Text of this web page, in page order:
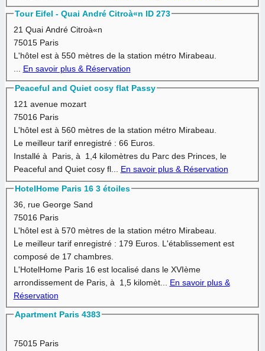
Tour Eifel - Quai André Citroà«n ID 273
21 Quai André Citroà«n
75015 Paris
L'hôtel est à 550 mètresde la station métro Mirabeau.
... En savoir plus & Réservation
Peaceful and Quiet cosy flat Passy
121 avenue mozart
75016 Paris
L'hôtel est à 560 mètresde la station métro Mirabeau.
Le meilleur tarif enregistré : 66 Euros.
Installé à Paris, à 1,4 kilomètres du Parc des Princes, le
Peaceful and Quiet cosy fl... En savoir plus & Réservation
HotelHome Paris 16 3 étoiles
36, rue George Sand
75016 Paris
L'hôtel est à 570 mètresde la station métro Mirabeau.
Le meilleur tarif enregistré : 179 Euros. L'établissement est
composé de 17 chambres.
L'HotelHome Paris 16 est localisé dans le XVIème
arrondissement de Paris, à 1,5 kilomèt... En savoir plus &
Réservation
Apartment Paris 4383
75015 Paris